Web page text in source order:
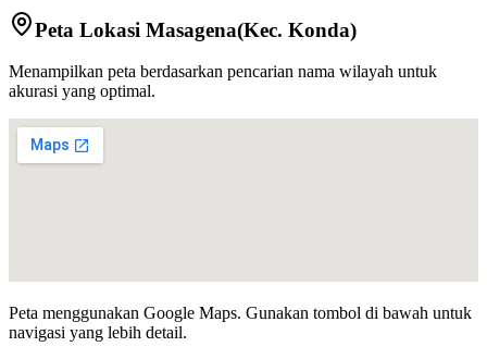
Peta Lokasi Masagena(Kec. Konda)
Menampilkan peta berdasarkan pencarian nama wilayah untuk
akurasi yang optimal.
Peta menggunakan Google Maps. Gunakan tombol di bawah untuk
navigasi yang lebih detail.